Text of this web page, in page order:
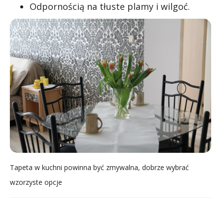
Odpornością na tłuste plamy i wilgoć.
Tapeta w kuchni powinna być zmywalna, dobrze wybrać
wzorzyste opcje